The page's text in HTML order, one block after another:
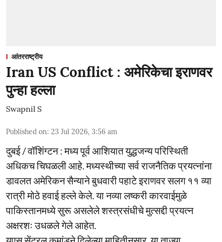
आंतरराष्ट्रीय
Iran US Conflict : अमेरिकेचा इराणवर
पुन्हा हल्ला
Swapnil S
Published on: 23 Jul 2026, 3:56 am
दुबई / वॉशिंग्टन : मध्य पूर्व आशियात युद्धजन्य परिस्थिती
अधिकच चिघळली आहे. मध्यस्थीच्या सर्व राजनैतिक प्रयत्नांना
डावलत अमेरिकन सैन्याने बुधवारी पहाटे इराणवर सलग ११ व्या
रात्री मोठे हवाई हल्ले केले. या नव्या लष्करी कारवाईमुळे
पाकिस्तानमध्ये सुरू असलेले शस्त्रसंधीचे मुत्सद्दी प्रयत्न
अक्षरशः उधळले गेले आहेत.